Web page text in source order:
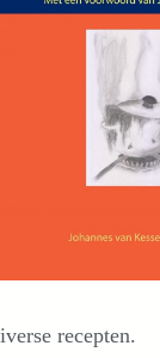
recepten.